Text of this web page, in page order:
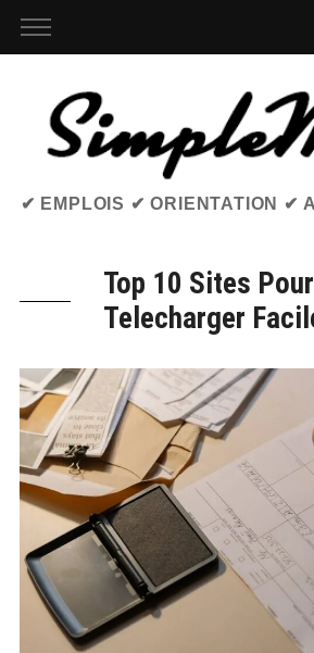
✔ EMPLOIS ✔ ORIENTATION ✔
Top 10 Sites
Telecharger